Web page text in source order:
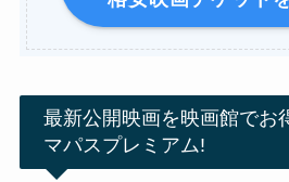
最新公開映画を映画館でお
マパスプレミアム!